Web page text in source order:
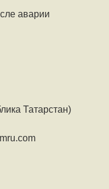
аварии
Татарстан)